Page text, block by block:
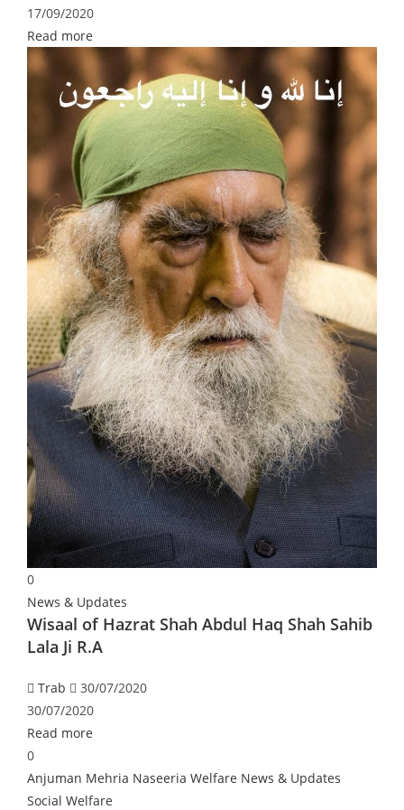
17/09/2020
Read more
0
News & Updates
Wisaal of Hazrat Shah Abdul Haq Shah Sahib
Lala Ji R.A
Trab
30/07/2020
30/07/2020
Read more
0
Anjuman Mehria Naseeria Welfare News & Updates
Social Welfare